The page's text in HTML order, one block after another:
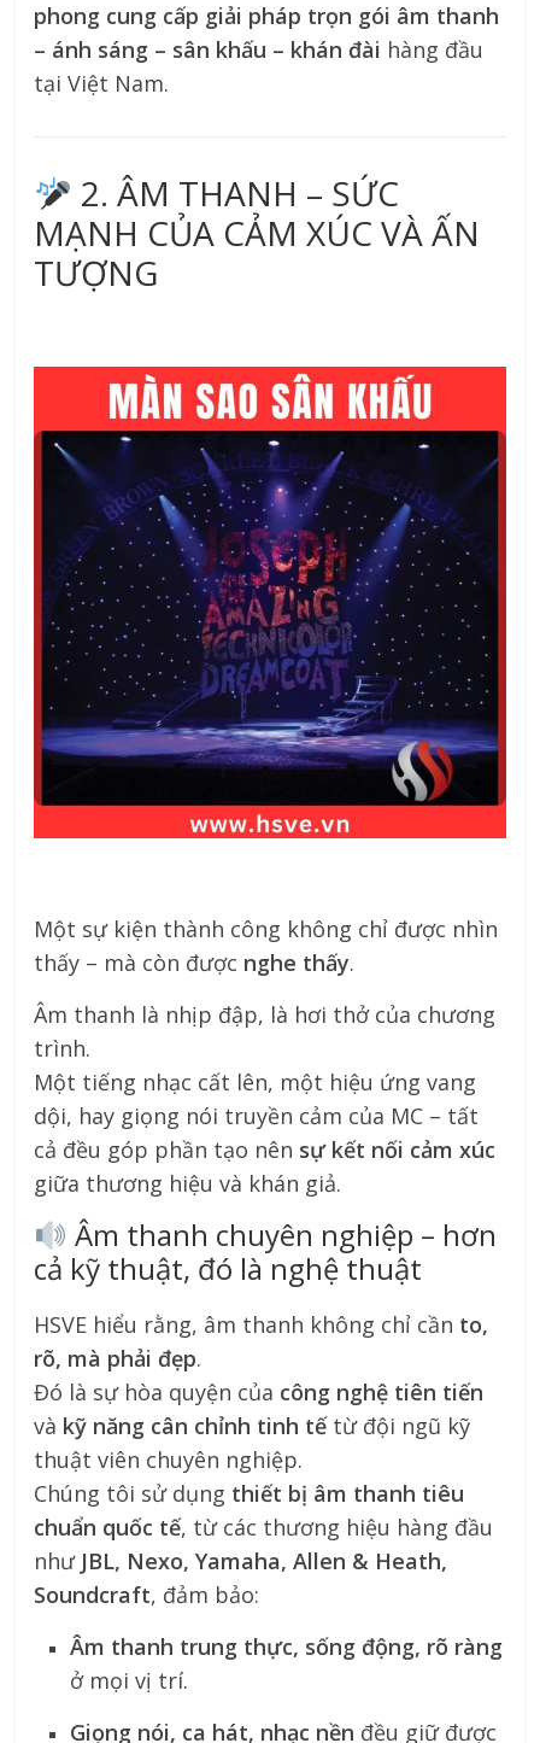
phong cung cấp giải pháp trọn gói âm thanh
– ánh sáng – sân khấu – khán đài hàng đầu
tại Việt Nam.
2. ÂM THANH – SỨC
MẠNH CỦA CẢM XÚC VÀ ẤN
TƯỢNG
Một sự kiện thành công không chỉ được nhìn
thấy – mà còn được nghe thấy.
Âm thanh là nhịp đập, là hơi thở của chương
trình.
Một tiếng nhạc cất lên, một hiệu ứng vang
dội, hay giọng nói truyền cảm của MC – tất
cả đều góp phần tạo nên sự kết nối cảm xúc
giữa thương hiệu và khán giả.
Âm thanh chuyên nghiệp – hơn
cả kỹ thuật, đó là nghệ thuật
HSVE hiểu rằng, âm thanh không chỉ cần to,
rõ, mà phải đẹp.
Đó là sự hòa quyện của công nghệ tiên tiến
và kỹ năng cân chỉnh tinh tếtừ đội ngũ kỹ
thuật viên chuyên nghiệp.
Chúng tôi sử dụng thiết bị âm thanh tiêu
chuẩn quốc tế, từ các thương hiệu hàng đầu
như JBL, Nexo, Yamaha, Allen & Heath,
Soundcraft, đảm bảo:
Âm thanh trung thực, sống động, rõ ràng
ở mọi vị trí.
Giọng nói, ca hát, nhạc nền đều giữ được